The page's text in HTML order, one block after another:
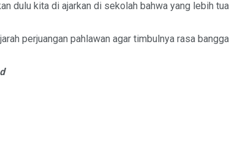
dulu kita di ajarkan di sekolah bahwa yang lebih tua
perjuangan pahlawan agar timbulnya rasa bangga